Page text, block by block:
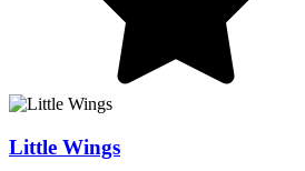
Little Wings